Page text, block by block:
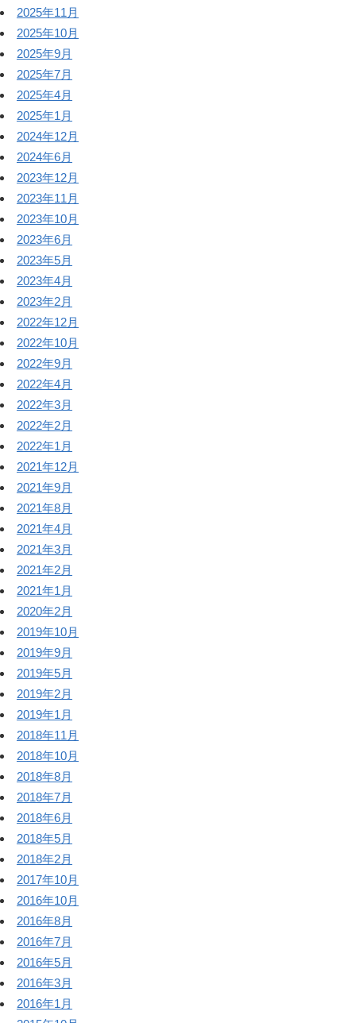
2025年11月
2025年10月
2025年9月
2025年7月
2025年4月
2025年1月
2024年12月
2024年6月
2023年12月
2023年11月
2023年10月
2023年6月
2023年5月
2023年4月
2023年2月
2022年12月
2022年10月
2022年9月
2022年4月
2022年3月
2022年2月
2022年1月
2021年12月
2021年9月
2021年8月
2021年4月
2021年3月
2021年2月
2021年1月
2020年2月
2019年10月
2019年9月
2019年5月
2019年2月
2019年1月
2018年11月
2018年10月
2018年8月
2018年7月
2018年6月
2018年5月
2018年2月
2017年10月
2016年10月
2016年8月
2016年7月
2016年5月
2016年3月
2016年1月